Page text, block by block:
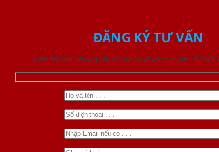
ĐĂNG KÝ TƯ VẤN
Liên hệ với chúng tôi để nhận được tư vấn chi tiết